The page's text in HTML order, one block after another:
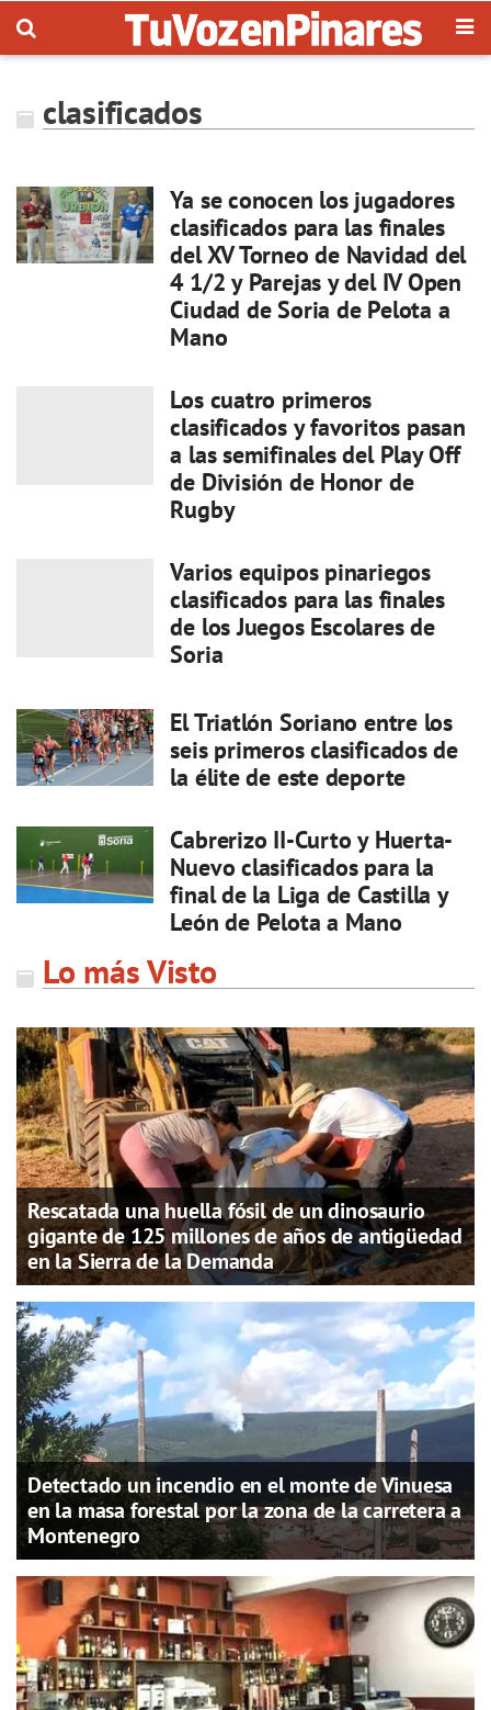
clasificados
Ya se conocen los jugadores
clasificados para las finales
del XV Torneo de Navidad del
4 1/2 y Parejas y del IV Open
Ciudad de Soria de Pelota a
Mano
Los cuatro primeros
clasificados y favoritos pasan
a las semifinales del Play Off
de División de Honor de
Rugby
Varios equipos pinariegos
clasificados para las finales
de los Juegos Escolares de
Soria
El Triatlón Soriano entre los
seis primeros clasificados de
la élite de este deporte
Cabrerizo II-Curto y Huerta-
Nuevo clasificados para la
final de la Liga de Castilla y
León de Pelota a Mano
Lo más Visto
Rescatada una huella fósil de un dinosaurio
gigante de 125 millones de años de antigüedad
en la Sierra de la Demanda
Detectado un incendio en el monte de Vinuesa
en la masa forestal por la zona de la carretera a
Montenegro